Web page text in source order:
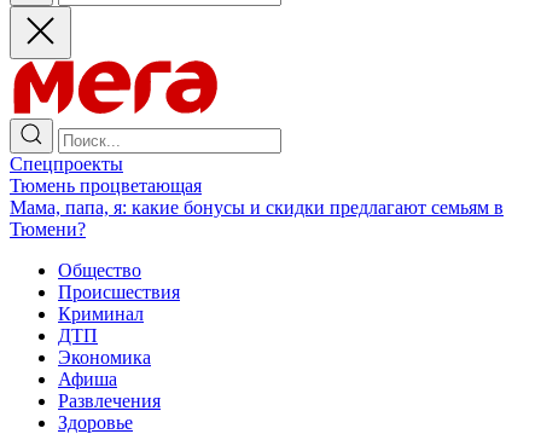
Спецпроекты
Тюмень процветающая
Мама, папа, я: какие бонусы и скидки предлагают семьям в
Тюмени?
Общество
Происшествия
Криминал
ДТП
Экономика
Афиша
Развлечения
Здоровье